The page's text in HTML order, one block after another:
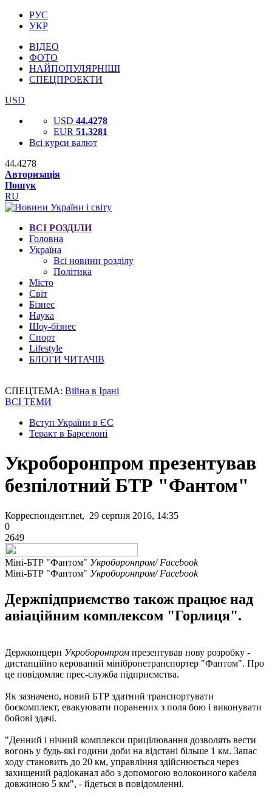
РУС
УКР
ВІДЕО
ФОТО
НАЙПОПУЛЯРНІШІ
СПЕЦПРОЕКТИ
USD
USD 44.4278
EUR 51.3281
Всі курси валют
44.4278
Авторизація
Пошук
RU
ВСІ РОЗДІЛИ
Головна
Україна
Всі новини розділу
Політика
Місто
Світ
Бізнес
Наука
Шоу-бізнес
Спорт
Lifestyle
БЛОГИ ЧИТАЧІВ
СПЕЦТЕМА: Війна в Ірані
ВСІ ТЕМИ
Вступ України в ЄС
Теракт в Барселоні
Укроборонпром презентував
безпілотний БТР "Фантом"
Корреспондент.net, 29 серпня 2016, 14:35
0
2649
Міні-БТР "Фантом" Укроборонпром/ Facebook
Міні-БТР "Фантом" Укроборонпром/ Facebook
Держпідприємство також працює над
авіаційним комплексом "Горлиця".
Держконцерн Укроборонпром презентував нову розробку -
дистанційно керований мінібронетранспортер "Фантом". Про
це повідомляє прес-служба підприємства.
Як зазначено, новий БТР здатний транспортувати
боєкомплект, евакуювати поранених з поля бою і виконувати
бойові здачі.
"Денний і нічний комплекси прицілювання дозволять вести
вогонь у будь-які години доби на відстані більше 1 км. Запас
ходу становить до 20 км, управління здійснюється через
захищений радіоканал або з допомогою волоконного кабеля
довжиною 5 км", - йдеться в повідомленні.